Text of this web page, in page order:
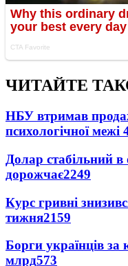
ЧИТАЙТЕ
НБУ втримав
психологічної межі
Долар стабільний
дорожчає2249
Курс гривні
тижня2159
Борги українців
млрд573